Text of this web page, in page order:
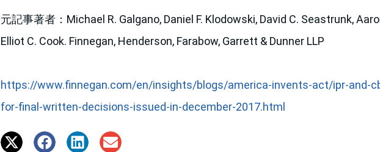
元記事著者：Michael R. Galgano, Daniel F. Klodowski, David C. Seastrunk,
Elliot C. Cook. Finnegan, Henderson, Farabow, Garrett & Dunner LLP
https://www.finnegan.com/en/insights/blogs/america-invents-act/ipr-and-
for-final-written-decisions-issued-in-december-2017.html